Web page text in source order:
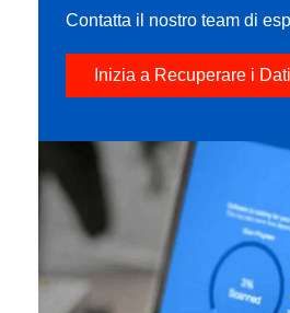
Contatta il nostro team di
Inizia a Recuperare i Dati